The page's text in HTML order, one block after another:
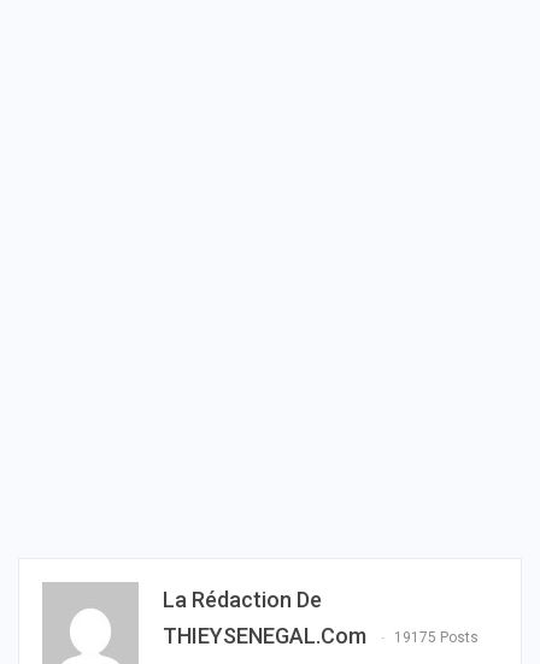
La Rédaction De
THIEYSENEGAL.com
19175 Posts